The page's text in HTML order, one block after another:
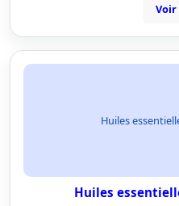
Voir
Huiles
Huiles